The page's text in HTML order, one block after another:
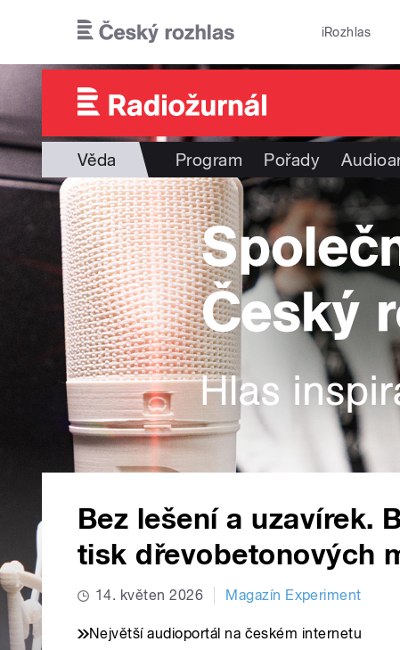
iRozhlas
Věda Program Pořady
Bez lešení a uzavírek.
tisk dřevobetonových
14. květen 2026 Magazín Experiment
Největší audioportál na českém internetu